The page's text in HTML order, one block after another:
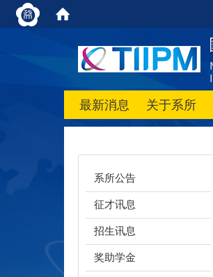
最新消息 关于系所
系所公告
征才讯息
招生讯息
奖助学金